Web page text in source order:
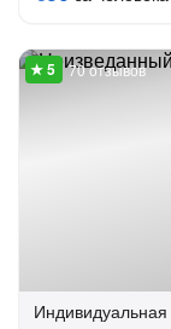
70 отзывов
Индивидуальная